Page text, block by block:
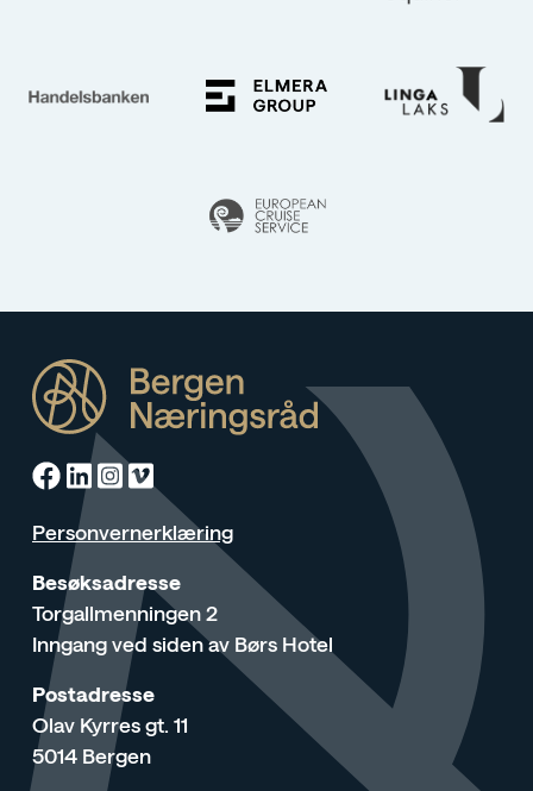
Facebook
Linkedin
Instagram
Vimeo
Personvernerklæring
Besøksadresse
Torgallmenningen 2
Inngang ved siden av Børs Hotel
Postadresse
Olav Kyrres gt. 11
5014 Bergen